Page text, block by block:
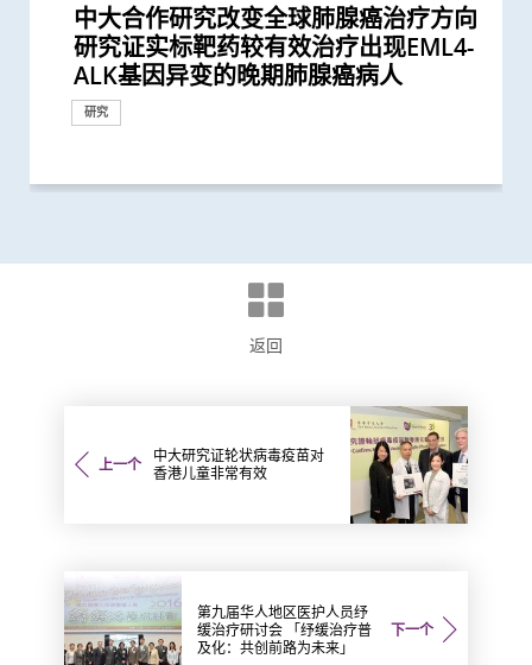
中大合作研究改变全球肺腺癌治疗方向
研究证实标靶药较有效治疗出现EML4-
ALK基因异变的晚期肺腺癌病人
研究
中大证新治疗方案较常规治疗有效延长
晚期肺癌病人存活期
研究
中大研究获世界顶尖医学期刊推崇
奖项及荣誉
中大领导ALK阳性肺腺癌研究证实 新标
靶药成效超现时标准疗法两倍
研究
中大与多名全球专家共同牵头跨国肺癌
研究 逾半晚期ALK阳性肺癌病人七年无
恶化 因特定基因异常而引起的肺癌...
研究
中大医学院与国际肺癌团队测试免疫治
疗结合化疗成效 为转移性非小细胞肺
癌患者开发新治疗方案
研究
中大与国际团队领导肺癌研究 证实
Lorlatinib可成为ALK阳性晚期非小细
胞肺癌一线治疗
研究
中大医学院联同韩国知名学府为肺癌免
疫疗法开发人工智能分析工具
研究
中大医学院莫树锦教授成首位来自亚洲
学府学者获全球「肿瘤学巨人」称誉
表彰他推动全球肺癌研究及治疗的杰...
奖项及荣誉
莫树锦教授获欧洲肿瘤学会颁发「终身
成就奖」全球第一人将晚期肺癌治疗
「个人化」 被誉为「肿瘤学传奇」
奖项及荣誉
中大与全球30多国专家合作研究 发现
小中风新药物疗法
研究
中大与多国中风专家领导一项全球研究
发现及早评估与治疗「小中风」可降低
七成中风风险
研究
中大李树芬医学基金肿瘤学教授莫树锦
教授就职演讲「向肺癌宣战」
研讨会
中大发现调整生活方式的介入治疗方案
可减轻近七成爱滋病病毒感染者的代谢
性脂肪肝病情
研究
中大研究揭示未来十年香港每千人将有
一人患上炎症性肠病 医疗负担飙升至
每年逾四亿港元 情况急需正视
研究
中大领导国际研究证实内地研发药物
D3S-001抗癌成效 有效治疗肺癌、结直
肠癌、胰腺癌等多种实体肿瘤
研究
中大医学院开创儿童宏基因组组装基因
组数据库（MAGIC） 促进生命早期微
生物群研究
研究
中大发现造血调节因子在肿瘤微环境的
重要角色 为肺癌带来新的治疗靶点
研究
中大研究估算在本港新冠Omicron病
毒流行期间 半数感染个案未被发现
研究
中大医学院与国际肺癌研究团队发现
相比传统治疗 标靶治疗可延长晚期非
小细胞肺癌患者的无恶化存活期逾一倍
研究
医务衞生局到访中大医学院 参观先进
医学教研设施 与教职员及学生会面交
流
医学教育
中大何善衡传染病研究中心成立
捐款
中大医学院成功破解肺癌免疫抑制关键
将血液中「中性粒细胞」转化成新一代
抗癌疗法
研究
中大完成全球首例机械人辅助支气管镜
微波消融术治疗肺转移
外科创新技术
中大卓越儿童健康研究所成功结合药物
及基因测试 实现「精准个人化治疗」
为难治型儿童血癌患者带来新希望
研究
中大医科生研究发现STK3激酶促进胃
癌发展 可作为独立预后指标
教育
中大成功完成混合手术室机械人辅助支
气管镜检查手术 美国以外首例
外科创新技术
中大医学院发现东亚地区肺癌发病率及
死亡率冠绝全球
研究
中大医学院与海外外科专家联合建议
新冠患者将手术延后七星期以减低死亡
风险
国际合作
中大医学院联同全球糖尿病知名专家合
作四年 为《刺针》制定糖尿病多元综
合策略
国际合作
中大医学院研究显示吸烟为全球膀胱癌
主因 联同多国专家制订「经尿道膀胱
肿瘤整块切除术」的临床指引
研究
中大成功完成全球首宗利用内镜手术机
械人进行内镜黏膜下剥离术治大肠癌
外科创新技术
中大全基因组测序技术为惯性流产夫妇
作更精准的遗传病因检测及诊断
研究
中大医学院与四川大学华西临床医学院
共同领导全球首个人体CRISPR基因编
辑治疗肺癌临床试验 证实修改T细胞...
研究
中大拆解为急性上消化道出血患者进行
内镜检查的时间谜团
研究
中大医学院公布「2019新型冠状病毒社
区研究」结果
研究
婴儿肠道菌群影响一生 中大团队研
「三岁定八十」之谜
研究
中大研究发现田园生活有助预防儿童罹
患哮喘
研究
患有多囊卵巢综合症华人女性的糖尿病
风险是非患病人士的4倍
研究
多元化预防衰老活动有助减低衰老状况
逾8成「前期衰老」长者逆转为「非衰
老」
研究
中大改良英国胎儿医学基金会之「三重
检测方法」 证可提升亚洲孕妇「早产
妊娠毒血症检出率」一倍
研究
澄清 -- 声称为莫树锦教授署名文章证实
为假冒
回应
中大率先引入全基因组测序技术作胎儿
产前诊断
研究
中大成功应用混合手术室「经气管微波
消融术」无创治肺癌成亚太首例
外科创新技术
中大利用「混合手术室」结合「电磁导
航支气管镜」技术 实时影像追踪及抽
取微细病变组织 能诊治少至2毫米...
外科创新技术
中大两研究获国家科学技术奖励
奖项及荣誉
中大公布「动脉粥样硬化」形成新发现
揭示心血管疾病治疗新方向
研究
中大推全球首项运用「单细胞基因技
术」检测卵子质素研究 破解卵子老化
及女性不育之谜
研究
中大公布全球首项「针对亚士匹灵引致
肠道出血」的新发现 停服亚士匹灵可
增加患严重心血管疾病及死亡风险逾...
研究
中大研究发现每5名糖尿病患者中 1人
因脂肪肝引致严重肝纤维化或肝硬化
研究
中大成立周佩芳认知障碍预防研究中心
设立一站式简易网站提供认知障碍症资
讯
研究
中大全球首项研究确认新大肠癌高风险
群组
研究
中大进行亚洲首项家居清洁剂对儿童健
康影响的全面流行病学研究 发现经常
使用家居清洁剂可增加引发儿童鼻炎...
研究
中大成立全球首个华人「早发性认知障
碍症」研究登记册
研究
中大港大率先应用3D打印技术于复杂
心脏手术
研究
中大研究发现本地每5名口咽癌患者1人
感染HPV病毒 推公众筛查以了解口腔感
染HPV情况
研究
中大就七种常见呼吸道病毒进行全港首
个流行病学分析 发现「呼吸道合胞病
毒」及「甲型流感」为两大致命病毒
研究
中大联同国际专家发现引致脑退化基
因 为治疗及预防「阿兹海默氏症」带
来新方向
研究
中大推全港首个「多发性硬化症」中西
医结合治疗先导计划 助患者控制病情
并纾缓疲劳及认知症状
研究
中大公布亚洲首项针对肥胖「睡眠窒息
症」患者生活模式研究 证实个人化辅
导疗程有效减轻病情
研究
中大研究「肠道微生物移植」治疗难辨
梭菌感染 治愈率为传统抗生素治疗的3
倍
研究
中大成功研发新物料有助骨质疏松性骨
折固定和愈合 可缩短三成愈合时间 提
升三成骨骼强度
研究
中大医学院许树昌教授于《刺针》发表
评论新沙士文章 强调医院感染控制措
施对控制疫情极为重要
研究
中大推算本地吸烟人士一生至少花逾百
万购烟草产品 吁戒烟为健康财富双增
值
研究
中大倡议新药物治疗标准逆转脑血管硬
化
研究
中大最新研究揭示本港每年逾十万非酒
精性脂肪肝新症
研究
中大发现本港孕妇乙肝带菌率维持偏高
与25年前未引入初生婴儿全面疫苗计划
时相若
研究
中大医科生研究发现本港高血压人士药
物依从性未如理想 仅五成患者血压受
控
研究
中大研究指朋侪关顾 可减少受情绪困
扰之糖尿患者住院百分比
研究
中大与养和医院携手研究 发现抑郁症
患者出现睡眠行为障碍或是脑退化先兆
研究
卢煜明教授获国际奖项 表扬其在个人
化医学领域上杰出成就
奖项及荣誉
社区衰老状况筛查 发现65岁或以上的
社区人口中 过半已踏入前期衰老
研究
基因解码成就「个人化医学」 未来医
学路前瞻：从科学研究到临床应用
研究
中大成立一期临床研究中心 加强本地
新药开发
研究
中大公布香港市民运动模式与情绪病风
险研究 揭示身心运动有助减低情绪病
风险
研究
香港中文大学成立消化疾病研究国家重
点实验室 提升消化道疾病诊治水平
造福人类健康
研究
中大公布香港慢性肾病透析患者就业研
究并提倡中末期患者接受透析前的早期
教育计划
研究
中大研究发现成年人及长者感染呼吸道
合胞病毒和流感病毒可致命
研究
中大公布小中风的最新药物治疗方法
研究
香港和澳门的炎症性肠病新增个案高踞
亚太区首三位 中大成立资料库助市民
增加认知
研究
中大评估及治疗逾300名因吸食氯胺酮
而患有排尿功能障碍青年 最新研究证
实综合消炎治疗能显著改善病情
研究
香港中文大学研究发现，身体和认知活
动可以维护与改进轻度认知损害患者的
大脑功能
研究
中大推全港大型「鼻咽癌血液测试研究
计划」 现招募二万名市民参与 冀有效
侦测早期患者
研究
中大研究揭示轻度听障对儿童学习及言
语的影响 现招募听障学童参与研究计
划以探讨复康介入成效
研究
中大发现四成冠心病高危人士患有大肠
癌前期肿瘤
研究
返回
上一个
中大研究证轮状病毒疫苗对
香港儿童非常有效
下一个
第九届华人地区医护人员纾
缓治疗研讨会 「纾缓治疗普
及化：共创前路为未来」